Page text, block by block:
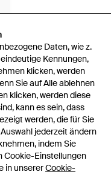
Daten, wie z.
Kennungen,
klicken, werden
Sie auf Alle ablehnen
klicken, werden diese
kann es sein, dass
werden, die für Sie
jederzeit ändern
indem Sie
Cookie-Einstellungen
in unsererCookie-